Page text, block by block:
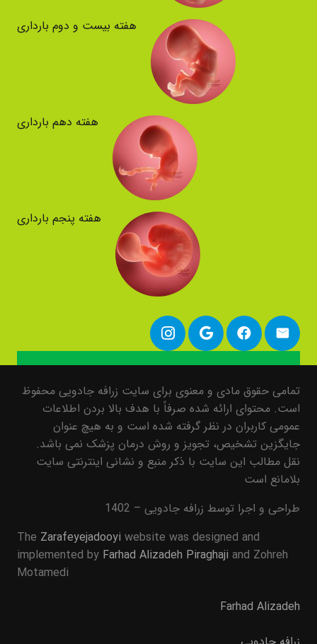
هفته بیست و دوم بارداری
هفته دهم بارداری
هفته پنجم بارداری
تمامی حقوق مادی و معنوی برای سایت زرافه جادویی محفوظ
است. محتوای ارائه شده صرفاً با هدف بالا بردن اطلاعات
عمومی کاربران در نظر گرفته شده است و به هیچ عنوان
جایگزین تشخیص، تجویز و روش درمان پزشک نمی باشد.
نقل مطالب این سایت با ذکر منبع و نشانی اینترنتی سایت
بلامانع است
طراحی و اجرا توسط زرافه جادویی – 1402
The Zarafeyejadooyi website was designed and
implemented by Farhad Alizadeh Piraghaji and Zohreh
Motamedi
Farhad Alizadeh